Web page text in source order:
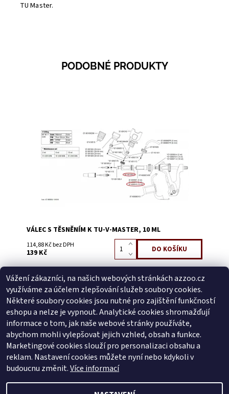
TU Master.
PODOBNÉ PRODUKTY
1457G
VÁLEC S TĚSNĚNÍM K TU-V-MASTER, 10 ML
114,88 Kč bez DPH
139 Kč
Buďte první, kdo napíše příspěvek k této položce.
Přidat komentář
Buďte první, kdo napíše příspěvek k této položce.
Přidat hodnocení
Zboží.cz | Heureka.cz
Vážení zákazníci, na našich webových stránkách azzoo.cz
využíváme za účelem zlepšování služeb soubory cookies.
Některé soubory cookies jsou nutné pro zajištění funkčností
eshopu a nelze je vypnout. Analytické cookies shromažďují
informace o tom, jak naše webové stránky používáte,
abychom mohli vylepšovat jejich vzhled, obsah a funkce.
Marketingové cookies slouží pro personalizaci obsahu a
reklam. Nastavení cookies můžete nyní nebo kdykoli v
budoucnu změnit.Více informací